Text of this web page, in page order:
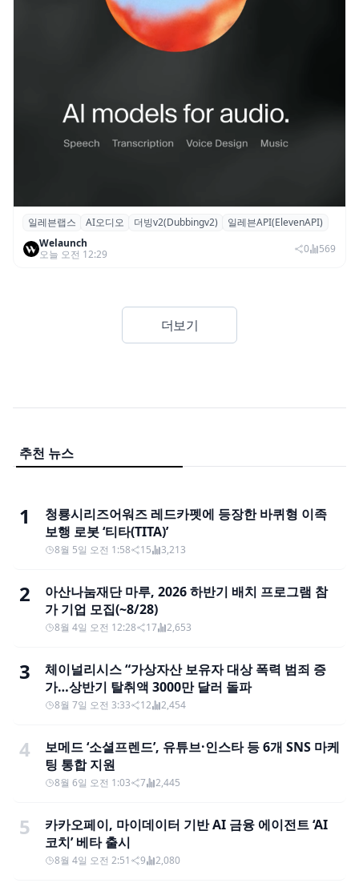
일레븐랩스, 감정·퍼포먼스 재현하는 ‘더빙
v2’ API 공개
일레븐랩스 AI오디오 더빙v2(Dubbingv2)
일레븐API(ElevenAPI)
Welaunch
오늘 오전 12:29
0 569
더보기
추천 뉴스
1
청룡시리즈어워즈 레드카펫에 등장한 바퀴형 이족
보행 로봇 ‘티타(TITA)’
8월 5일 오전 1:58 15 3,213
2
아산나눔재단 마루, 2026 하반기 배치 프로그램 참
가 기업 모집(~8/28)
8월 4일 오전 12:28 17 2,653
3
체이널리시스 “가상자산 보유자 대상 폭력 범죄 증
가…상반기 탈취액 3000만 달러 돌파
8월 7일 오전 3:33 12 2,454
4
보메드 ‘소셜프렌드’, 유튜브·인스타 등 6개 SNS 마케
팅 통합 지원
8월 6일 오전 1:03 7 2,445
5
카카오페이, 마이데이터 기반 AI 금융 에이전트 ‘AI
코치’ 베타 출시
8월 4일 오전 2:51 9 2,080